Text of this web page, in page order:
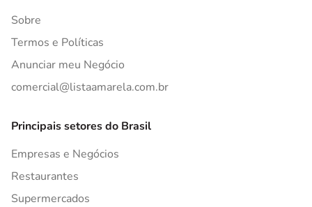
Sobre
Termos e Políticas
Anunciar meu Negócio
comercial@listaamarela.com.br
Principais setores do Brasil
Empresas e Negócios
Restaurantes
Supermercados